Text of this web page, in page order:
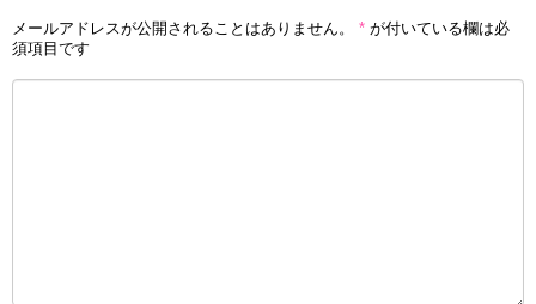
メールアドレスが公開されることはありません。 * が付いている欄は必
須項目です